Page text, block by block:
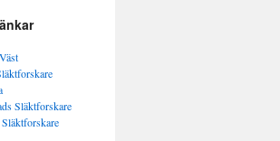
Släktforskare